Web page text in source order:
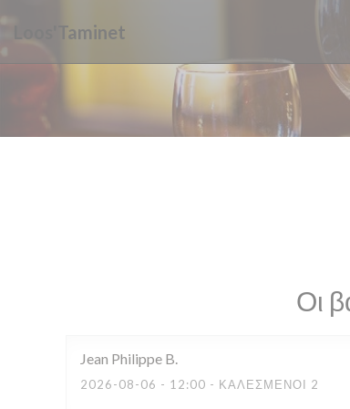
Loos'Taminet
Οι
Jean Philippe B
2026-08-06 - 12:00 - ΚΑΛΕΣΜΈΝΟΙ 2